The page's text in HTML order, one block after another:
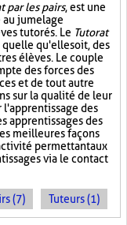
par les pairs, est une
jumelage
tutorés. Le Tutorat
qu'elle soit, des
élèves. Le couple
des forces des
et de tout autre
sur la qualité de leur
des
apprentissages des
meilleures façons
permettant aux
via le contact
(7) Tuteurs (1)